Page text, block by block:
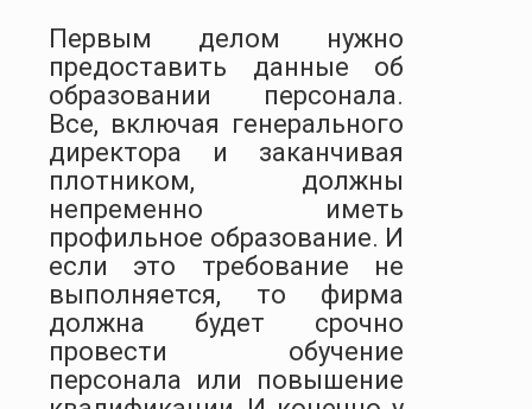
Первым делом нужно
предоставить данные об
образовании персонала.
Все, включая генерального
директора и заканчивая
плотником, должны
непременно иметь
профильное образование. И
если это требование не
выполняется, то фирма
должна будет срочно
провести обучение
персонала или повышение